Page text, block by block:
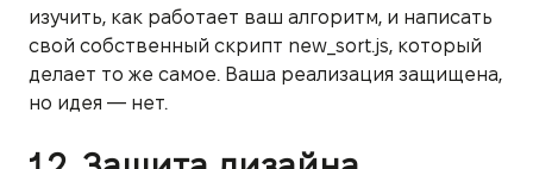
изучить, как работает ваш алгоритм, и написать
свой собственный скрипт new_sort.js, который
делает то же самое. Ваша реализация защищена,
но идея — нет.